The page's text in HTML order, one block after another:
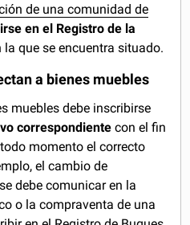
de una comunidad de
en el Registro de la
la que se encuentra situado.
a bienes muebles
muebles debe inscribirse
correspondiente con el fin
momento el correcto
el cambio de
debe comunicar en la
o la compraventa de una